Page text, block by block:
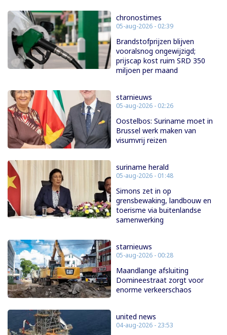
chronostimes
05-aug-2026 - 02:39
Brandstofprijzen blijven
vooralsnog ongewijzigd;
prijscap kost ruim SRD 350
miljoen per maand
starnieuws
05-aug-2026 - 02:26
Oostelbos: Suriname moet in
Brussel werk maken van
visumvrij reizen
suriname herald
05-aug-2026 - 01:48
Simons zet in op
grensbewaking, landbouw en
toerisme via buitenlandse
samenwerking
starnieuws
05-aug-2026 - 00:28
Maandlange afsluiting
Domineestraat zorgt voor
enorme verkeerschaos
united news
04-aug-2026 - 23:53